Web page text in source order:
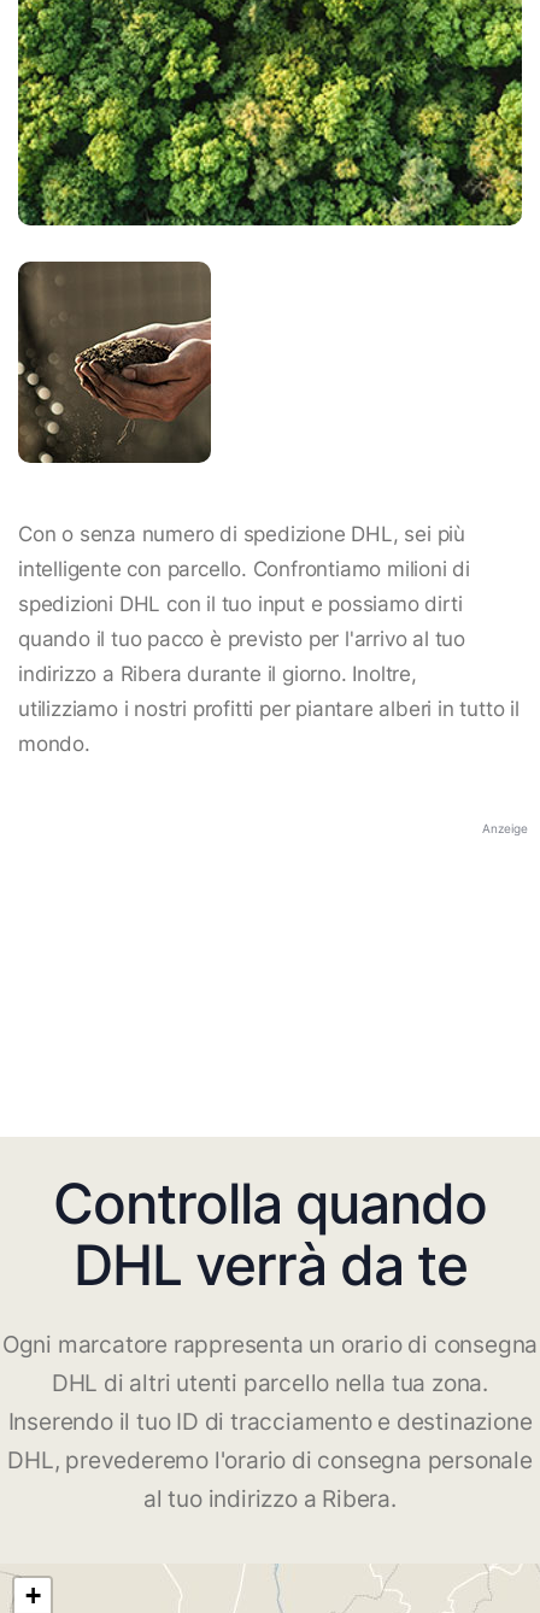
Con o senza numero di spedizione DHL, sei più
intelligente con parcello. Confrontiamo milioni di
spedizioni DHL con il tuo input e possiamo dirti
quando il tuo pacco è previsto per l'arrivo al tuo
indirizzo a Ribera durante il giorno. Inoltre,
utilizziamo i nostri profitti per piantare alberi in tutto il
mondo.
Anzeige
Controlla quando
DHL verrà da te
Ogni marcatore rappresenta un orario di consegna
DHL di altri utenti parcello nella tua zona.
Inserendo il tuo ID di tracciamento e destinazione
DHL, prevederemo l'orario di consegna personale
al tuo indirizzo a Ribera.
+